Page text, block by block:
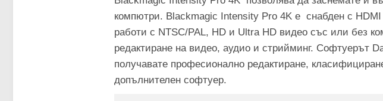
компютри. Blackmagic Intensity Pro 4K е снабден с
работи с NTSC/PAL, HD и Ultra HD видео със или без
редактиране на видео, аудио и стрийминг. Софтуерът
получавате професионално редактиране,
допълнителен софтуер.